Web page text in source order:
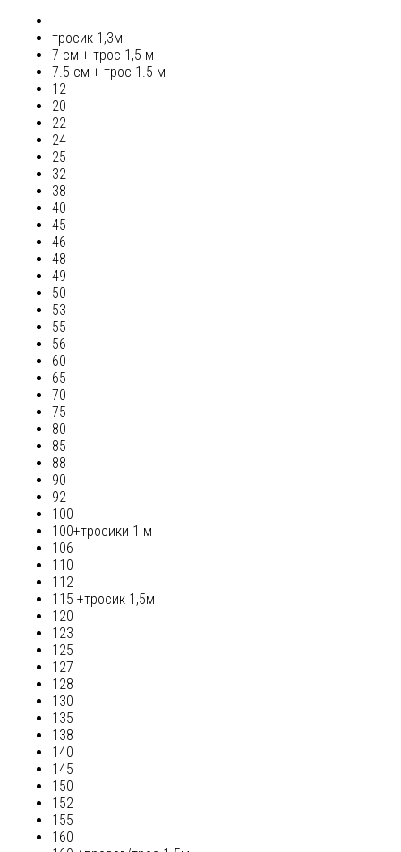
-
тросик 1,3м
7 см + трос 1,5 м
7.5 см + трос 1.5 м
12
20
22
24
25
32
38
40
45
46
48
49
50
53
55
56
60
65
70
75
80
85
88
90
92
100
100+тросики 1 м
106
110
112
115 +тросик 1,5м
120
123
125
127
128
130
135
138
140
145
150
152
155
160